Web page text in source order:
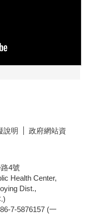
說明
政府網站資
4號
Health Center,
Dist.,
7-5876157 (一